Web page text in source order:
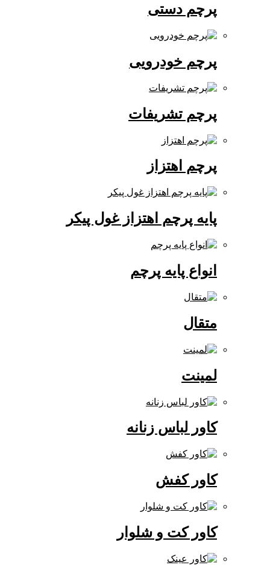
پرچم دستی
پرچم خودرویی
پرچم تشریفات
پرچم اهتزاز
پایه پرچم اهتزاز غول پیکر
انواع پایه پرچم
کاور لباس زنانه
کاور کفش
کاور کت و شلوار